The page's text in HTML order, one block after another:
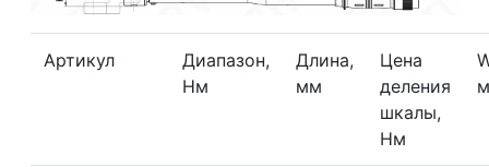
Артикул
Диапазон,
Нм
Длина,
мм
Цена
деления
шкалы,
Нм